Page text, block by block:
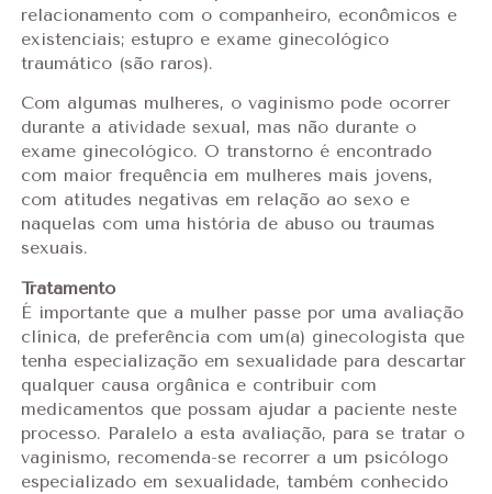
relacionamento com o companheiro, econômicos e
existenciais; estupro e exame ginecológico
traumático (são raros).
Com algumas mulheres, o vaginismo pode ocorrer
durante a atividade sexual, mas não durante o
exame ginecológico. O transtorno é encontrado
com maior frequência em mulheres mais jovens,
com atitudes negativas em relação ao sexo e
naquelas com uma história de abuso ou traumas
sexuais.
Tratamento
É importante que a mulher passe por uma avaliação
clínica, de preferência com um(a) ginecologista que
tenha especialização em sexualidade para descartar
qualquer causa orgânica e contribuir com
medicamentos que possam ajudar a paciente neste
processo. Paralelo a esta avaliação, para se tratar o
vaginismo, recomenda-se recorrer a um psicólogo
especializado em sexualidade, também conhecido